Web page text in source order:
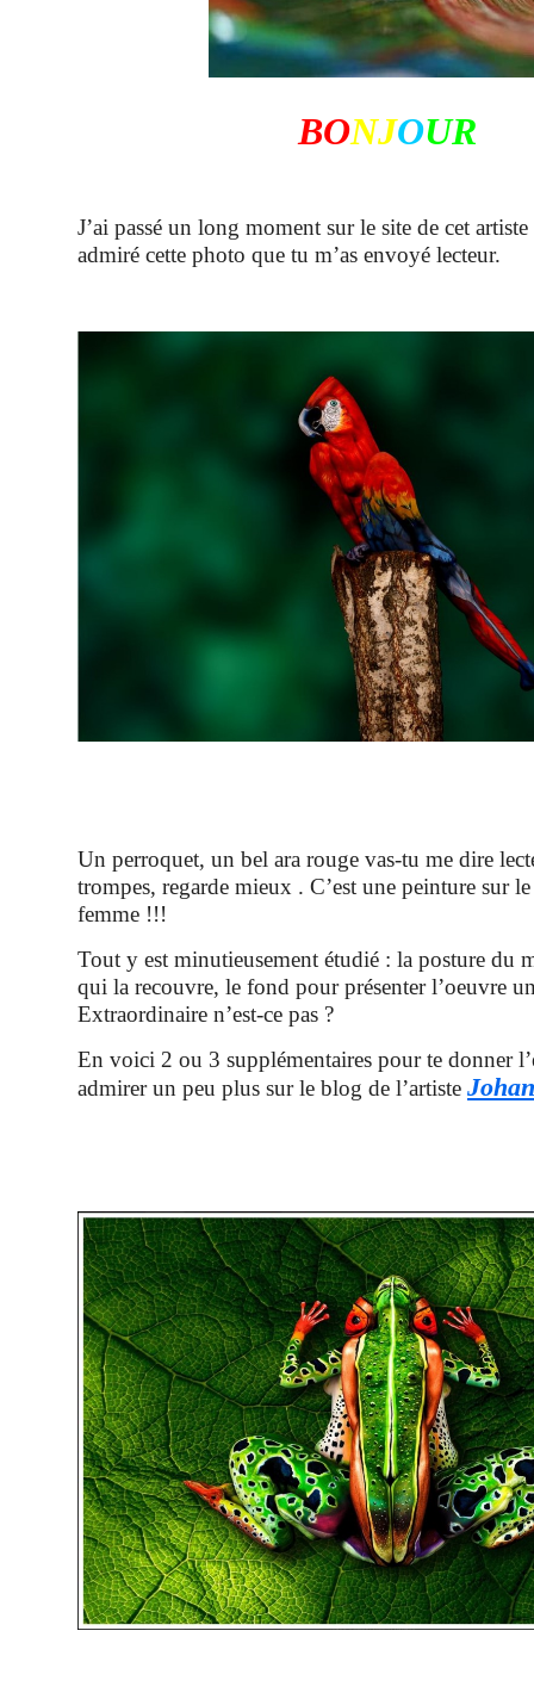
BONJOUR
J’ai passé un long moment sur le site de cet
admiré cette photo que tu m’as envoyé lecteur.
Un perroquet, un bel ara rouge vas-tu me dire
trompes, regarde mieux . C’est une peinture sur
femme !!!
Tout y est minutieusement étudié : la posture du
qui la recouvre, le fond pour présenter l’oeuvre
Extraordinaire n’est-ce pas ?
En voici 2 ou 3 supplémentaires pour te donner
admirer un peu plus sur le blog de l’artiste